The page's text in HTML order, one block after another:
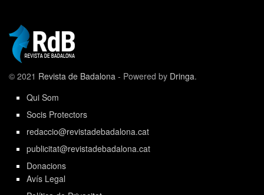
© 2021 Revista de Badalona - Powered by Dringa.
Qui Som
Socis Protectors
redaccio@revistadebadalona.cat
publicitat@revistadebadalona.cat
Donacions
Avís Legal